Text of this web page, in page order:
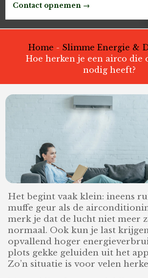
Contact opnemen →
Home - Slimme Energie &
Hoe herken je een airco die
nodig heeft?
Het begint vaak klein: ineens
muffe geur als de
merk je dat de lucht niet meer
normaal. Ook kun je last
opvallend hoger
plots gekke geluiden uit het
Zo’n situatie is voor velen